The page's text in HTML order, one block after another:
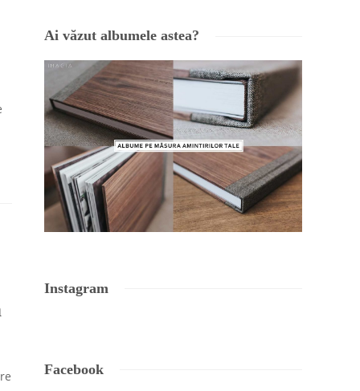
Ai văzut albumele astea?
Instagram
Facebook